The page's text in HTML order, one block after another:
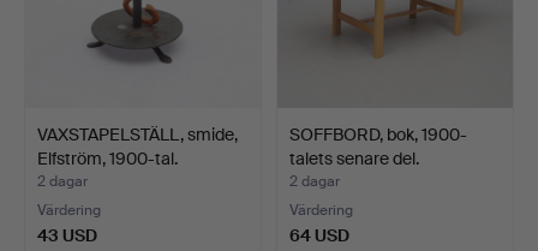
VAXSTAPELSTÄLL, smide,
Elfström, 1900-tal.
2 dagar
Värdering
43 USD
SOFFBORD, bok, 1900-
talets senare del.
2 dagar
Värdering
64 USD